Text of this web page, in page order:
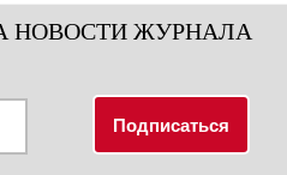
НОВОСТИ ЖУРНАЛА